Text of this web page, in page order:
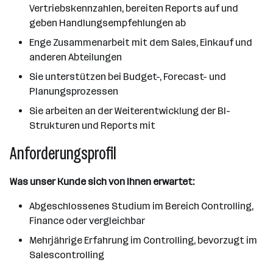
Vertriebskennzahlen, bereiten Reports auf und
geben Handlungsempfehlungen ab
Enge Zusammenarbeit mit dem Sales, Einkauf und
anderen Abteilungen
Sie unterstützen bei Budget-, Forecast- und
Planungsprozessen
Sie arbeiten an der Weiterentwicklung der BI-
Strukturen und Reports mit
Anforderungsprofil
Was unser Kunde sich von Ihnen erwartet:
Abgeschlossenes Studium im Bereich Controlling,
Finance oder vergleichbar
Mehrjährige Erfahrung im Controlling, bevorzugt im
Salescontrolling